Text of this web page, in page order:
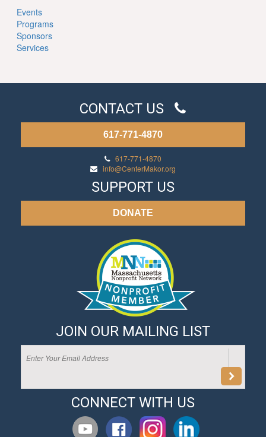
Events
Programs
Sponsors
Services
CONTACT US
617-771-4870
617-771-4870
info@CenterMakor.org
SUPPORT US
DONATE
JOIN OUR MAILING LIST
CONNECT WITH US